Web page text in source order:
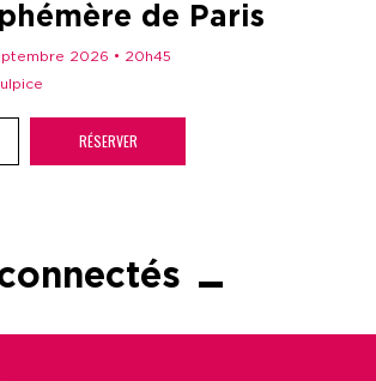
de Paris
2026 • 20h45
RÉSERVER